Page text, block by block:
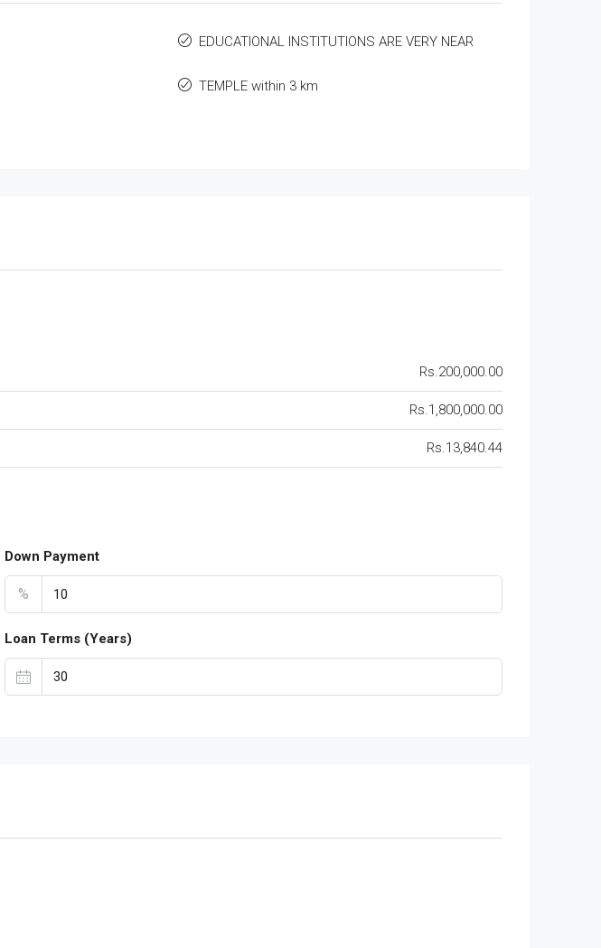
EDUCATIONAL INSTITUTIONS ARE VERY NEAR
TEMPLE within 3 km
Rs.200,000.00
Rs.1,800,000.00
Rs.13,840.44
Down Payment
%
Loan Terms (Years)